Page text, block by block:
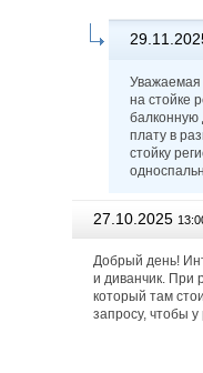
Уважаемая
на стойке
балконную
плату в
стойку
27.10.2025
Добрый день!
и диванчик. При
который там
запросу, чтобы